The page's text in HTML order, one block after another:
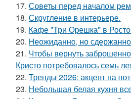
17. Советы перед началом
18. Скругление в интерьере.
19. Кафе "Три Орешка" в
20. Неожиданно, но
21. Чтобы вернуть
Кристо потребовалось семь
22. Тренды 2026: акцент на
23. Небольшая белая кухня